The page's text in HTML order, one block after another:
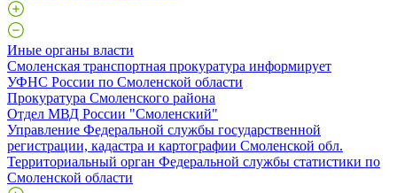
Иные органы власти
Смоленская транспортная прокуратура информирует
УФНС России по Смоленской области
Прокуратура Смоленского района
Отдел МВД России "Смоленский"
Управление Федеральной службы государственной
регистрации, кадастра и картографии Смоленской обл.
Территориальный орган Федеральной службы статистики по
Смоленской области